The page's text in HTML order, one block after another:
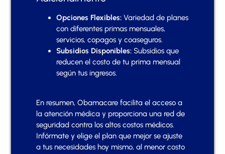
Opciones Flexibles: Variedad de planes
con diferentes primas mensuales,
servicios, copagos y coaseguros.
Subsidios Disponibles: Subsidios que
reducen el costo de tu prima mensual
según tus ingresos.
En resumen, Obamacare facilita el acceso a
la atención médica y proporciona una red de
seguridad contra los altos costos médicos.
Infórmate y elige el plan que mejor se ajuste
a tus necesidades hoy mismo, al menor costo